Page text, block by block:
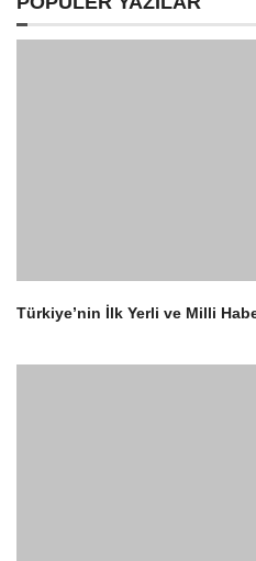
Türkiye’nin İlk Yerli ve Milli